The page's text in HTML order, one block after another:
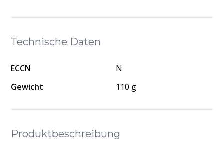
Technische Daten
ECCN
N
Gewicht
110 g
Produktbeschreibung